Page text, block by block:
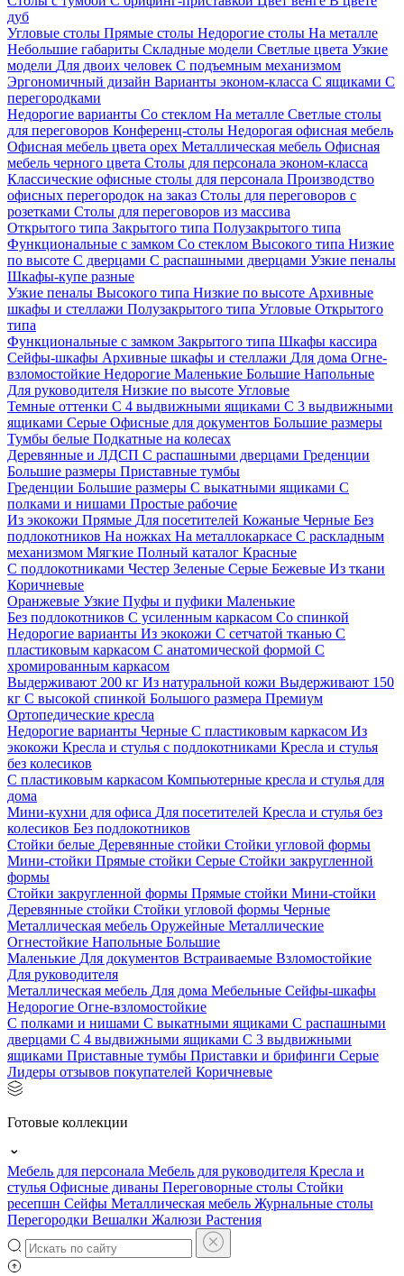
дуб
Угловые столы Прямые столы Недорогие столы На металле
Небольшие габариты Складные модели Светлые цвета Узкие
модели Для двоих человек С подъемным механизмом
Эргономичный дизайн Варианты эконом-класса С ящиками С
перегородками
Недорогие варианты Со стеклом На металле Светлые столы
для переговоров Конференц-столы Недорогая офисная мебель
Офисная мебель цвета орех Металлическая мебель Офисная
мебель черного цвета Столы для персонала эконом-класса
Классические офисные столы для персонала Производство
офисных перегородок на заказ Столы для переговоров с
розетками Столы для переговоров из массива
Открытого типа Закрытого типа Полузакрытого типа
Функциональные с замком Со стеклом Высокого типа Низкие
по высоте С дверцами С распашными дверцами Узкие пеналы
Шкафы-купе разные
Узкие пеналы Высокого типа Низкие по высоте Архивные
шкафы и стеллажи Полузакрытого типа Угловые Открытого
типа
Функциональные с замком Закрытого типа Шкафы кассира
Сейфы-шкафы Архивные шкафы и стеллажи Для дома Огне-
взломостойкие Недорогие Маленькие Большие Напольные
Для руководителя Низкие по высоте Угловые
Темные оттенки С 4 выдвижными ящиками С 3 выдвижными
ящиками Серые Офисные для документов Большие размеры
Тумбы белые Подкатные на колесах
Деревянные и ЛДСП С распашными дверцами Греденции
Большие размеры Приставные тумбы
Греденции Большие размеры С выкатными ящиками С
полками и нишами Простые рабочие
Из экокожи Прямые Для посетителей Кожаные Черные Без
подлокотников На ножках На металлокаркасе С раскладным
механизмом Мягкие Полный каталог Красные
С подлокотниками Честер Зеленые Серые Бежевые Из ткани
Коричневые
Оранжевые Узкие Пуфы и пуфики Маленькие
Без подлокотников С усиленным каркасом Со спинкой
Недорогие варианты Из экокожи С сетчатой тканью С
пластиковым каркасом С анатомической формой С
хромированным каркасом
Выдерживают 200 кг Из натуральной кожи Выдерживают 150
кг С высокой спинкой Большого размера Премиум
Ортопедические кресла
Недорогие варианты Черные С пластиковым каркасом Из
экокожи Кресла и стулья с подлокотниками Кресла и стулья
без колесиков
С пластиковым каркасом Компьютерные кресла и стулья для
дома
Мини-кухни для офиса Для посетителей Кресла и стулья без
колесиков Без подлокотников
Стойки белые Деревянные стойки Стойки угловой формы
Мини-стойки Прямые стойки Серые Стойки закругленной
формы
Стойки закругленной формы Прямые стойки Мини-стойки
Деревянные стойки Стойки угловой формы Черные
Металлическая мебель Оружейные Металлические
Огнестойкие Напольные Большие
Маленькие Для документов Встраиваемые Взломостойкие
Для руководителя
Металлическая мебель Для дома Мебельные Сейфы-шкафы
Недорогие Огне-взломостойкие
С полками и нишами С выкатными ящиками С распашными
дверцами С 4 выдвижными ящиками С 3 выдвижными
ящиками Приставные тумбы Приставки и брифинги Серые
Лидеры отзывов покупателей Коричневые
Готовые коллекции
Мебель для персонала Мебель для руководителя Кресла и
стулья Офисные диваны Переговорные столы Стойки
ресепшн Сейфы Металлическая мебель Журнальные столы
Перегородки Вешалки Жалюзи Растения